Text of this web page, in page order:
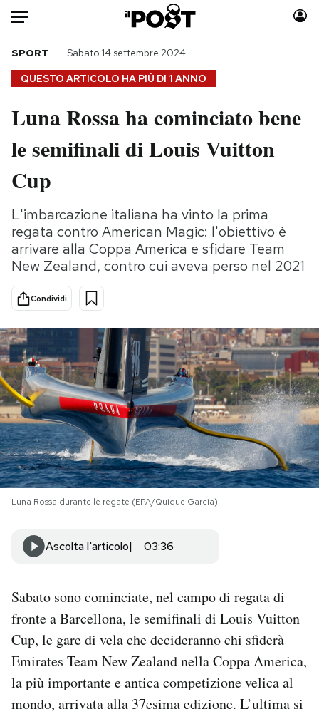
Auto
HOME
Italia
Politica
Tecnologia
Scienza
Cultura
Economia
Sport
Moda
Consumismi
Media
Europa
Altrecose
PODCAST
NEWSLETTER
I MIEI PREFERITI
SHOP
CALENDARIO
Area Personale
Notifiche mobile
Regala il Post
Hai bisogno di aiuto?
Esci
QUESTO ARTICOLO HA PIÙ DI 1 ANNO
SPORT Sabato 14 settembre 2024
Luna Rossa ha cominciato bene
le semifinali di Louis Vuitton
Cup
L'imbarcazione italiana ha vinto la prima
regata contro American Magic: l'obiettivo è
arrivare alla Coppa America e sfidare Team
New Zealand, contro cui aveva perso nel 2021
Condividi
Luna Rossa durante le regate (EPA/Quique Garcia)
Ascolta l'articolo 03:36
Sabato sono cominciate, nel campo di regata di
fronte a Barcellona, le semifinali di Louis Vuitton
Cup, le gare di vela che decideranno chi sfiderà
Emirates Team New Zealand nella Coppa America,
la più importante e antica competizione velica al
mondo, arrivata alla 37esima edizione. L’ultima si